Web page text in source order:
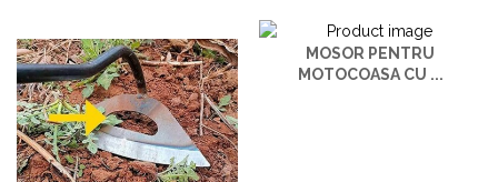
MOSOR PENTRU
MOTOCOASA CU ...